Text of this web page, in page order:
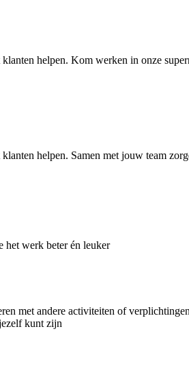
helpen. Kom werken in onze
helpen. Samen met jouw team
het werk beter én leuker
met andere activiteiten of verplichtingen
kunt zijn